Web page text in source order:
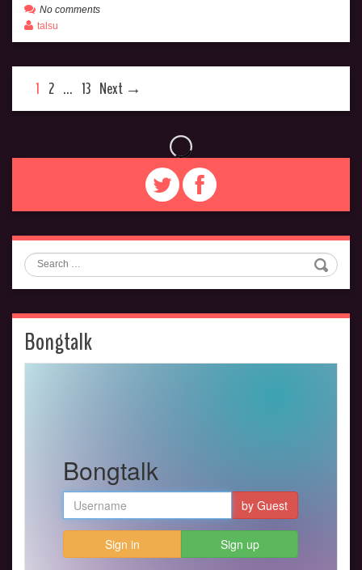
No comments
talsu
1 2 … 13 Next →
Search
Bongtalk